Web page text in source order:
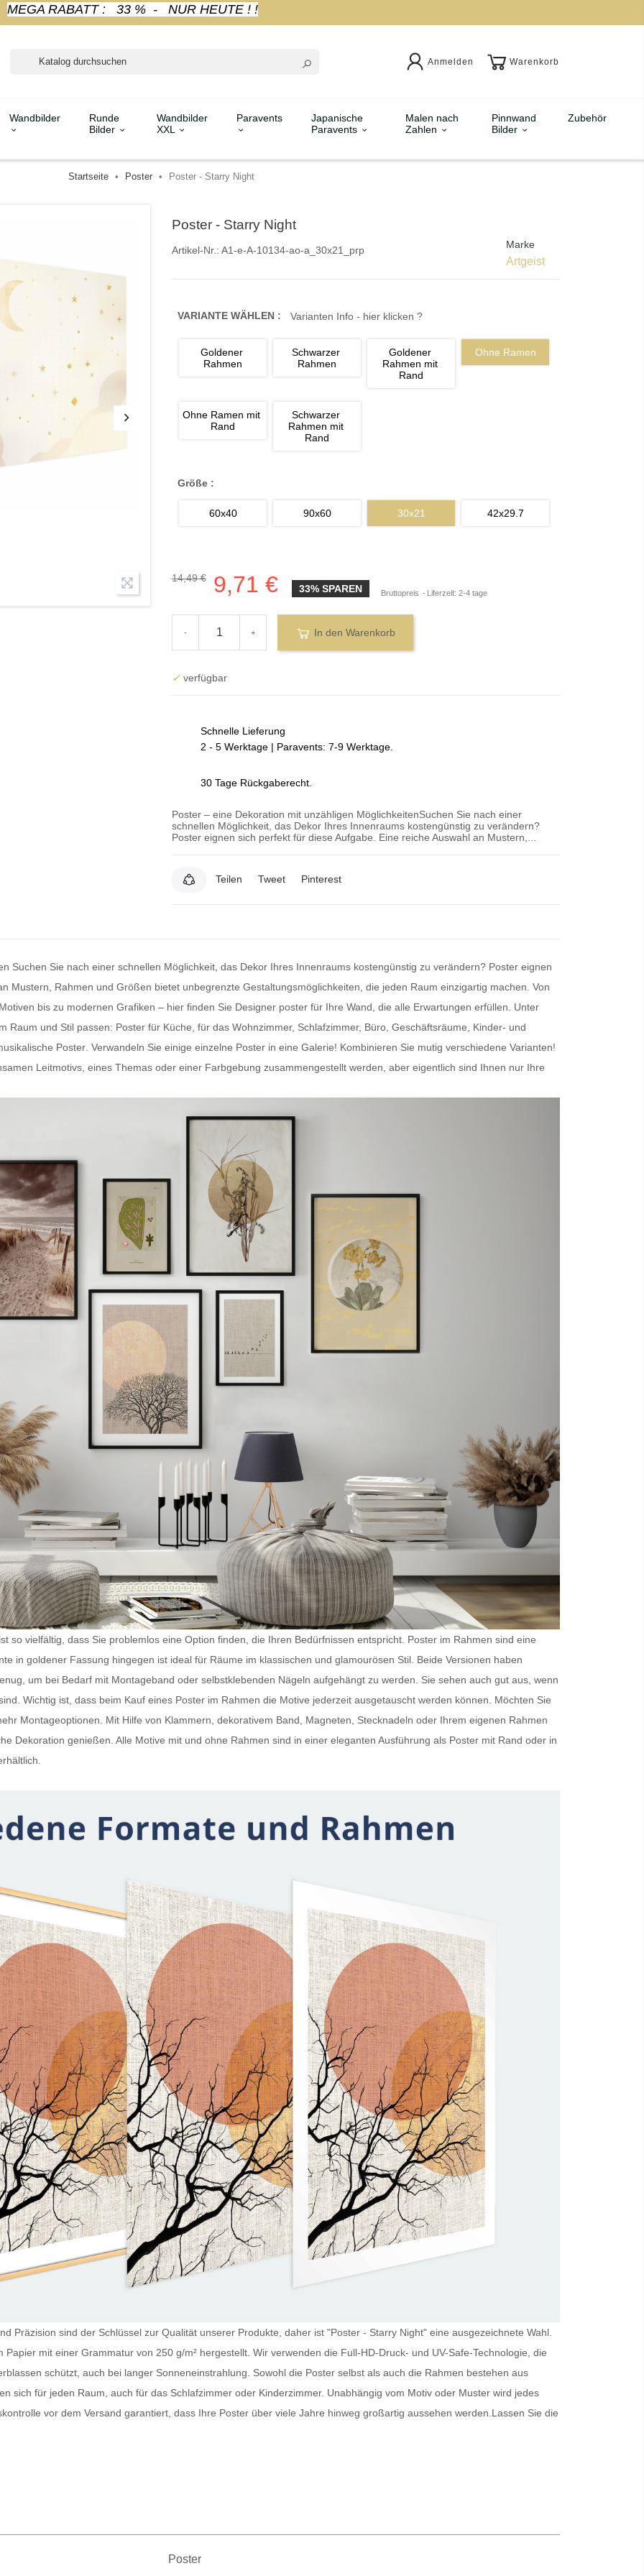
MEGA RABATT : 33 % - NUR HEUTE ! !
Anmelden Warenkorb
Wandbilder
Runde
Bilder
Wandbilder
XXL
Paravents
Japanische
Paravents
Malen nach
Zahlen
Pinnwand
Bilder
Zubehör
Startseite Poster Poster - Starry Night
Poster - Starry Night
Artikel-Nr.: A1-e-A-10134-ao-a_30x21_prp Marke
Artgeist
VARIANTE WÄHLEN : Varianten Info - hier klicken ?
Goldener
Rahmen
Schwarzer
Rahmen
Goldener
Rahmen mit
Rand
Ohne Ramen
Ohne Ramen mit
Rand
Schwarzer
Rahmen mit
Rand
Größe :
60x40 90x60 30x21 42x29.7
14,49 € 9,71 € 33% SPAREN Bruttopreis Liferzeit: 2-4 tage
- + In den Warenkorb
✓ verfügbar
Schnelle Lieferung
2 - 5 Werktage | Paravents: 7-9 Werktage.
30 Tage Rückgaberecht.
Poster – eine Dekoration mit unzähligen MöglichkeitenSuchen Sie nach einer
schnellen Möglichkeit, das Dekor Ihres Innenraums kostengünstig zu verändern?
Poster eignen sich perfekt für diese Aufgabe. Eine reiche Auswahl an Mustern,...
Teilen Tweet Pinterest
Suchen Sie nach einer schnellen Möglichkeit, das Dekor Ihres Innenraums kostengünstig zu verändern? Poster eignen
Mustern, Rahmen und Größen bietet unbegrenzte Gestaltungsmöglichkeiten, die jeden Raum einzigartig machen. Von
bis zu modernen Grafiken – hier finden Sie Designer poster für Ihre Wand , die alle Erwartungen erfüllen. Unter
Raum und Stil passen: Poster für Küche , für das Wohnzimmer, Schlafzimmer, Büro, Geschäftsräume, Kinder- und
Poster . Verwandeln Sie einige einzelne Poster in eine Galerie! Kombinieren Sie mutig verschiedene Varianten!
Leitmotivs, eines Themas oder einer Farbgebung zusammengestellt werden, aber eigentlich sind Ihnen nur Ihre
so vielfältig, dass Sie problemlos eine Option finden, die Ihren Bedürfnissen entspricht. Poster im Rahmen sind eine
in goldener Fassung hingegen ist ideal für Räume im klassischen und glamourösen Stil. Beide Versionen haben
um bei Bedarf mit Montageband oder selbstklebenden Nägeln aufgehängt zu werden. Sie sehen auch gut aus, wenn
Wichtig ist, dass beim Kauf eines Poster im Rahmen die Motive jederzeit ausgetauscht werden können. Möchten Sie
Montageoptionen. Mit Hilfe von Klammern, dekorativem Band, Magneten, Stecknadeln oder Ihrem eigenen Rahmen
Dekoration genießen. Alle Motive mit und ohne Rahmen sind in einer eleganten Ausführung als Poster mit Rand oder in
Präzision sind der Schlüssel zur Qualität unserer Produkte, daher ist "Poster - Starry Night" eine ausgezeichnete Wahl.
mit einer Grammatur von 250 g/m² hergestellt. Wir verwenden die Full-HD-Druck- und UV-Safe-Technologie, die
schützt, auch bei langer Sonneneinstrahlung. Sowohl die Poster selbst als auch die Rahmen bestehen aus
sich für jeden Raum, auch für das Schlafzimmer oder Kinderzimmer. Unabhängig vom Motiv oder Muster wird jedes
vor dem Versand garantiert, dass Ihre Poster über viele Jahre hinweg großartig aussehen werden. Lassen Sie die
Poster